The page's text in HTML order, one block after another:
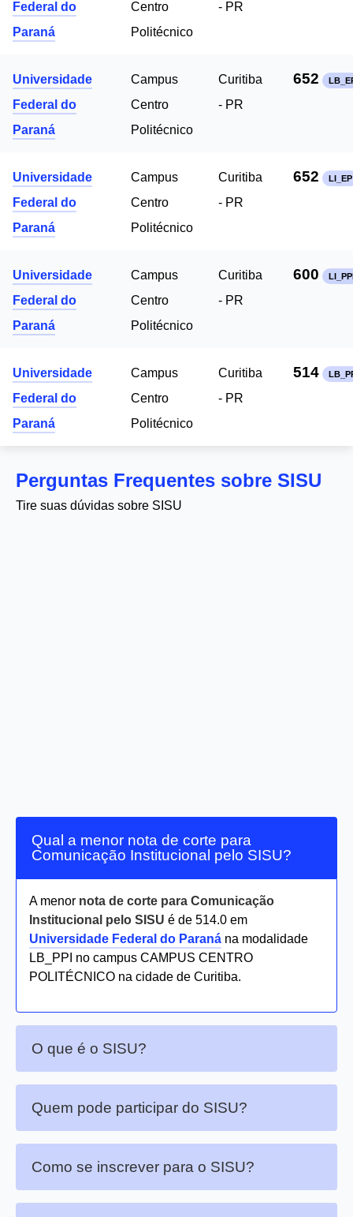
Federal do
Paraná
Centro
Politécnico
- PR
Universidade
Federal do
Paraná
Campus
Centro
Politécnico
Curitiba
- PR
652
Universidade
Federal do
Paraná
Campus
Centro
Politécnico
Curitiba
- PR
652 LI_EP
Universidade
Federal do
Paraná
Campus
Centro
Politécnico
Curitiba
- PR
600
Universidade
Federal do
Paraná
Campus
Centro
Politécnico
Curitiba
- PR
514
Perguntas Frequentes sobre SISU
Tire suas dúvidas sobre SISU
Qual a menor nota de corte para
Comunicação Institucional pelo SISU?
A menor nota de corte para Comunicação
Institucional pelo SISU é de 514.0 em
Universidade Federal do Paraná na modalidade
LB_PPI no campus CAMPUS CENTRO
POLITÉCNICO na cidade de Curitiba.
O que é o SISU?
Quem pode participar do SISU?
Como se inscrever para o SISU?